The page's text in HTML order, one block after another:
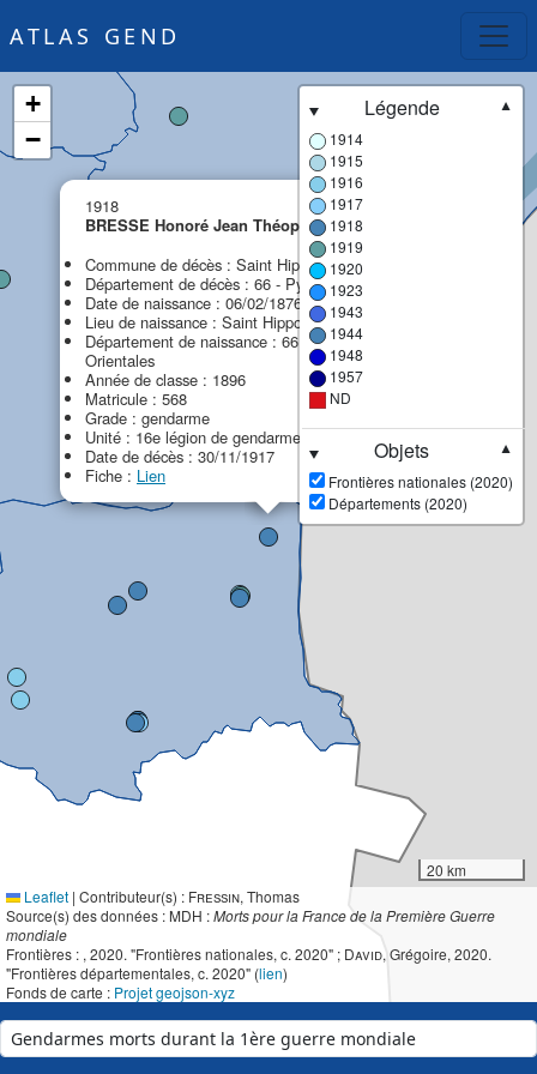
ATLAS GEND
1918
BRESSE Honoré Jean Théophile MPF
Commune de décès : Saint Hippolyte
Département de décès : 66 - Pyrénées-Orientales
Date de naissance : 06/02/1876
Lieu de naissance : Saint Hippolyte
Département de naissance : 66 - Pyrénées-
Orientales
Année de classe : 1896
Matricule : 568
Grade : gendarme
Unité : 16e légion de gendarmerie (16e LG)
Date de décès : 30/11/1917
Fiche : Lien
+
−
Légende
▼
1914
1915
1916
1917
1918
1919
1920
1923
1943
1944
1948
1957
ND
Objets
▼
Frontières nationales (2020)
Départements (2020)
20 km
Leaflet | Contributeur(s) : Fressin, Thomas
Source(s) des données : MDH :Morts pour la France de la Première Guerre
mondiale
Frontières : , 2020. "Frontières nationales, c. 2020" ; David, Grégoire, 2020.
"Frontières départementales, c. 2020" (lien)
Fonds de carte : Projet geojson-xyz